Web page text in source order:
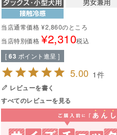
当店通常価格 ¥2,860のところ
当店特別価格 ¥2,310税込
[ 63 ポイント進呈 ]
5.00 1
レビューを書く
すべてのレビューを見る